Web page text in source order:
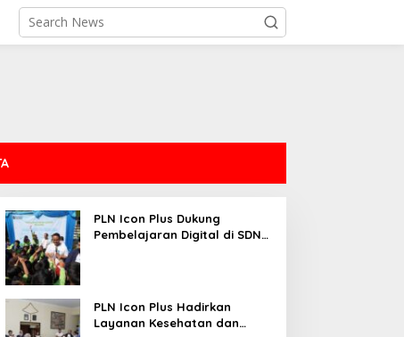
PLN Icon Plus Dukung
Pembelajaran Digital di SDN
PLN Icon Plus Hadirkan
Layanan Kesehatan dan